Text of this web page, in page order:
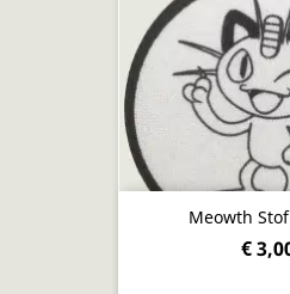
Meowth
€